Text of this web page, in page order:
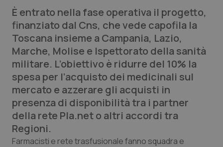
Lettere al direttore
Edizioni Regionali
QS Pro
Professionisti Sanitari.AI
Abruzzo
Basilicata
QS Pro Gold
Artrite & artrosi
QS Club
È entrato nella fase operativa il progetto,
finanziato dal Cns, che vede capofila la
Toscana insieme a Campania, Lazio,
Marche, Molise e Ispettorato della sanità
militare. L’obiettivo è ridurre del 10% la
spesa per l’acquisto dei medicinali sul
mercato e azzerare gli acquisti in
presenza di disponibilità tra i partner
della rete Pla.net o altri accordi tra
Regioni.
Farmacisti e rete trasfusionale fanno squadra e